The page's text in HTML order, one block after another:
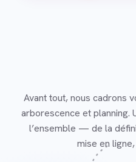
Avant tout, nous cadrons
arborescence et planning.
l’ensemble — de la
mise en